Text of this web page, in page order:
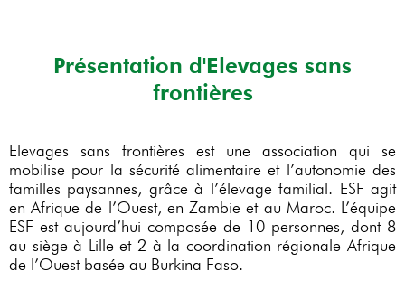
Présentation d'Elevages sans
frontières
Elevages sans frontières est une association qui se
mobilise pour la sécurité alimentaire et l’autonomie des
familles paysannes, grâce à l’élevage familial. ESF agit
en Afrique de l’Ouest, en Zambie et au Maroc. L’équipe
ESF est aujourd’hui composée de 10 personnes, dont 8
au siège à Lille et 2 à la coordination régionale Afrique
de l’Ouest basée au Burkina Faso.